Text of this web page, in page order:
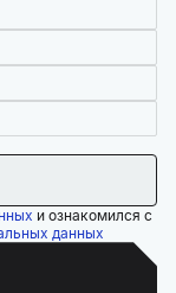
и ознакомился с
данных